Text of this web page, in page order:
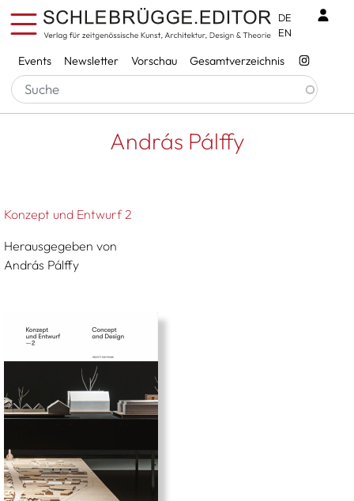
Direkt zum Inhalt
Services
Events Newsletter Vorschau Gesamtverzeichnis
DE
EN
Pfadnavigation
Startseite András Pálffy
András Pálffy
Konzept und Entwurf 2
Herausgegeben von
András Pálffy